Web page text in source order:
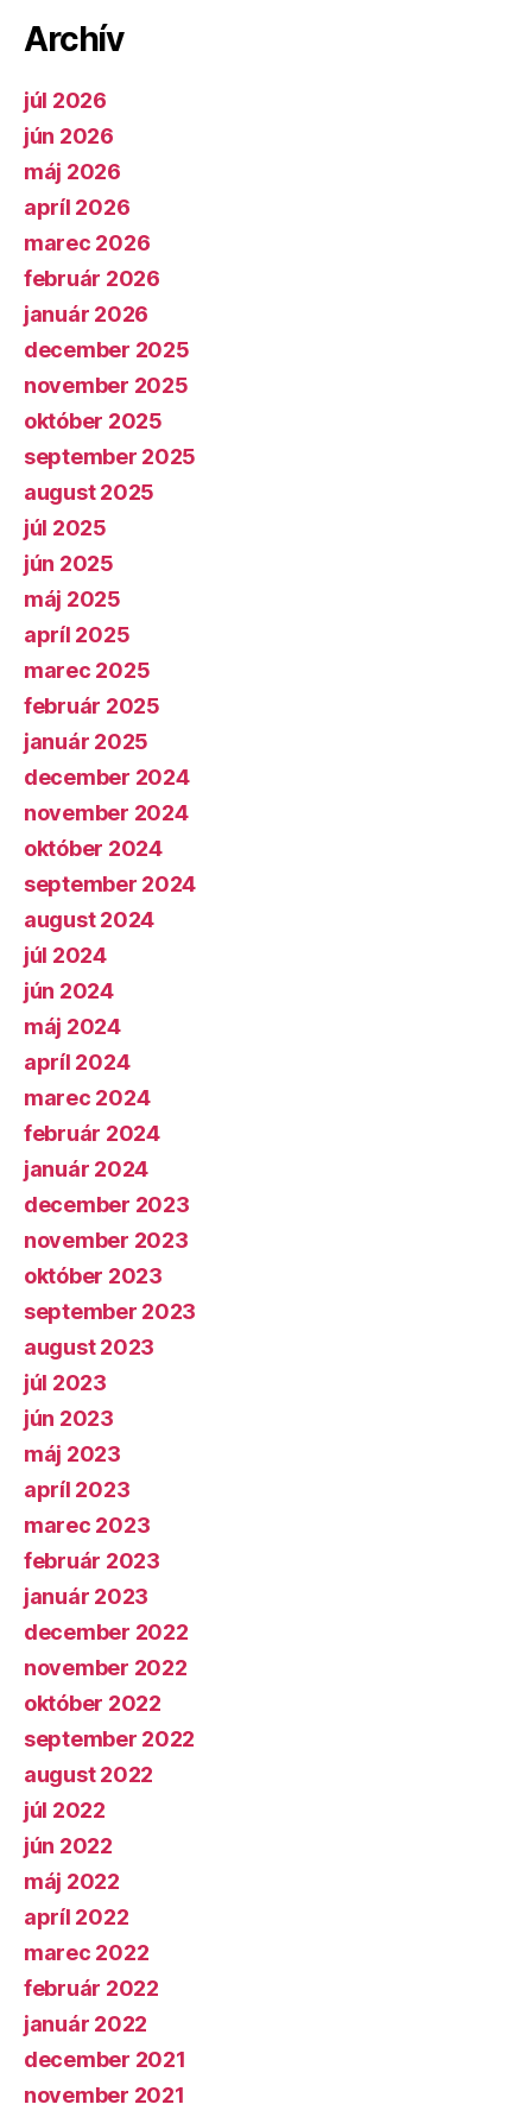
Archív
júl 2026
jún 2026
máj 2026
apríl 2026
marec 2026
február 2026
január 2026
december 2025
november 2025
október 2025
september 2025
august 2025
júl 2025
jún 2025
máj 2025
apríl 2025
marec 2025
február 2025
január 2025
december 2024
november 2024
október 2024
september 2024
august 2024
júl 2024
jún 2024
máj 2024
apríl 2024
marec 2024
február 2024
január 2024
december 2023
november 2023
október 2023
september 2023
august 2023
júl 2023
jún 2023
máj 2023
apríl 2023
marec 2023
február 2023
január 2023
december 2022
november 2022
október 2022
september 2022
august 2022
júl 2022
jún 2022
máj 2022
apríl 2022
marec 2022
február 2022
január 2022
december 2021
november 2021